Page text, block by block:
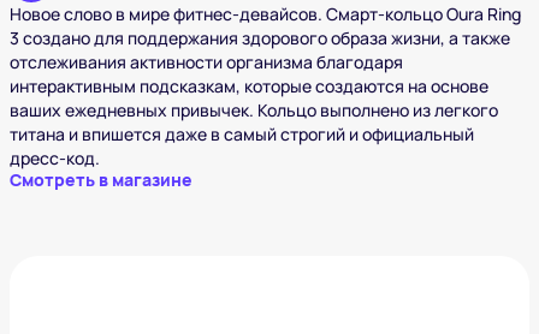
Новое слово в мире фитнес-девайсов. Смарт-кольцо Oura Ring
3 создано для поддержания здорового образа жизни, а также
отслеживания активности организма благодаря
интерактивным подсказкам, которые создаются на основе
ваших ежедневных привычек. Кольцо выполнено из легкого
титана и впишется даже в самый строгий и официальный
дресс-код.
Смотреть в магазине